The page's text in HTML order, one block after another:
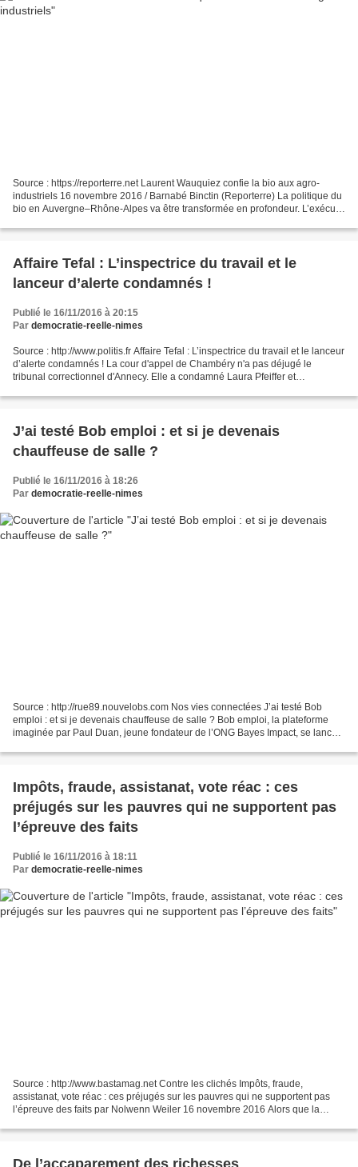
Source : https://reporterre.net Laurent Wauquiez confie la bio aux agro-
industriels 16 novembre 2016 / Barnabé Binctin (Reporterre) La politique du
bio en Auvergne–Rhône-Alpes va être transformée en profondeur. L’exécutif
Affaire Tefal : L’inspectrice du travail et le
lanceur d’alerte condamnés !
Publié le 16/11/2016 à 20:15
Par democratie-reelle-nimes
Source : http://www.politis.fr Affaire Tefal : L’inspectrice du travail et le lanceur
d’alerte condamnés ! La cour d'appel de Chambéry n'a pas déjugé le
tribunal correctionnel d'Annecy. Elle a condamné Laura Pfeiffer et
J’ai testé Bob emploi : et si je devenais
chauffeuse de salle ?
Publié le 16/11/2016 à 18:26
Par democratie-reelle-nimes
Source : http://rue89.nouvelobs.com Nos vies connectées J’ai testé Bob
emploi : et si je devenais chauffeuse de salle ? Bob emploi, la plateforme
imaginée par Paul Duan, jeune fondateur de l’ONG Bayes Impact, se lance
Impôts, fraude, assistanat, vote réac : ces
préjugés sur les pauvres qui ne supportent pas
l’épreuve des faits
Publié le 16/11/2016 à 18:11
Par democratie-reelle-nimes
Source : http://www.bastamag.net Contre les clichés Impôts, fraude,
assistanat, vote réac : ces préjugés sur les pauvres qui ne supportent pas
l’épreuve des faits par Nolwenn Weiler 16 novembre 2016 Alors que la
De l’accaparement des richesses